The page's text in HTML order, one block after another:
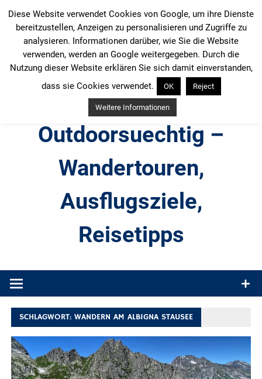
Inhalt
springen
Outdoorsuechtig –
Wandertouren,
Ausflugsziele,
Reisetipps
Produkttests und Buchrezensionen. Ein Blog für alle, die gern
SCHLAGWORT:WANDERN AM ALBIGNA STAUSEE
Diese Website verwendet Cookies von Google, um ihre Dienste
bereitzustellen, Anzeigen zu personalisieren und Zugriffe zu
analysieren. Informationen darüber, wie Sie die Website
verwenden, werden an Google weitergegeben. Durch die
Nutzung dieser Website erklären Sie sich damit einverstanden,
dass sie Cookies verwendet.
OK Reject
Weitere Informationen